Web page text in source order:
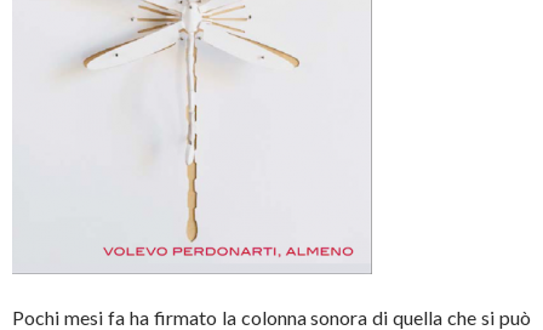
Pochi mesi fa ha firmato la colonna sonora di quella che si può